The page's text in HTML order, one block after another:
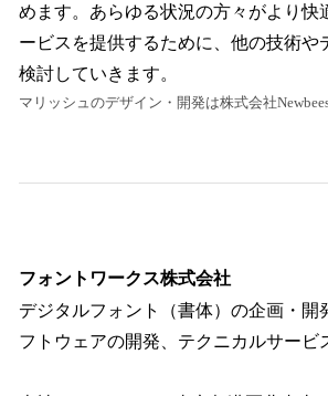
めます。あらゆる状況の方々がより快
ービスを提供するために、他の技術や
検討していきます。
マリッシュのデザイン・開発は株式会社
フォントワークス株式会社
デジタルフォント（書体）の企画・開
フトウェアの開発、テクニカルサービ